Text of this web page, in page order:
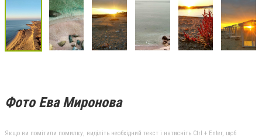
Фото Ева Миронова
Якщо ви помітили помилку, виділіть необхідний текст і натисніть Ctrl + Enter, щоб